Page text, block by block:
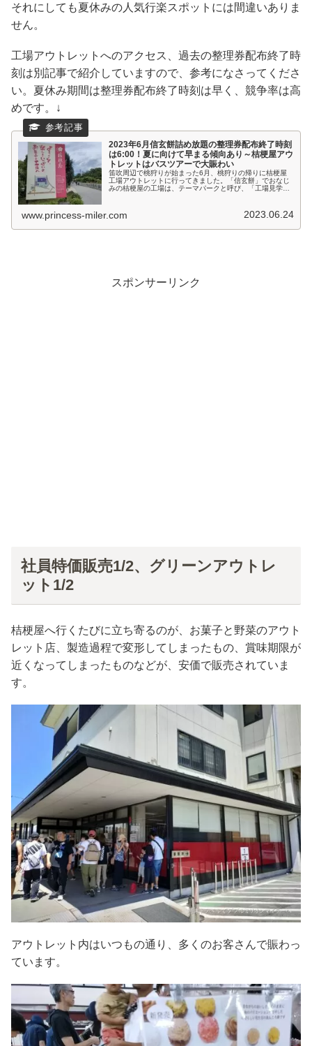
それにしても夏休みの人気行楽スポットには間違いありま
せん。
工場アウトレットへのアクセス、過去の整理券配布終了時
刻は別記事で紹介していますので、参考になさってくださ
い。夏休み期間は整理券配布終了時刻は早く、競争率は高
めです。↓
2023年6月信玄餅詰め放題の整理券配布終了時刻
は6:00！夏に向けて早まる傾向あり～桔梗屋アウ
トレットはバスツアーで大賑わい
笛吹周辺で桃狩りが始まった6月、桃狩りの帰りに桔梗屋
工場アウトレットに行ってきました。「信玄餅」でおなじ
みの桔梗屋の工場は、テーマパークと呼び、「工場見学」
www.princess-miler.com 2023.06.24
スポンサーリンク
社員特価販売1/2、グリーンアウトレ
ット1/2
桔梗屋へ行くたびに立ち寄るのが、お菓子と野菜のアウト
レット店、製造過程で変形してしまったもの、賞味期限が
近くなってしまったものなどが、安価で販売されていま
す。
アウトレット内はいつもの通り、多くのお客さんで賑わっ
ています。